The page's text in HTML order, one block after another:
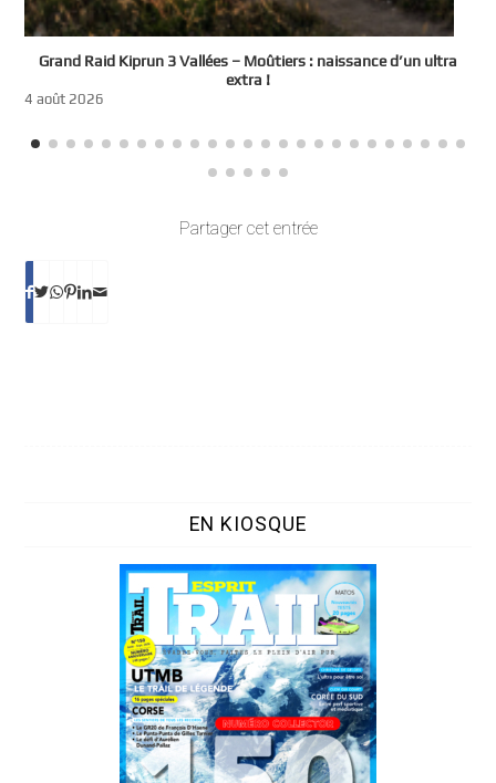
Grand Raid Kiprun 3 Vallées – Moûtiers : naissance d’un ultra
extra !
4 août 2026
Partager cet entrée
EN KIOSQUE